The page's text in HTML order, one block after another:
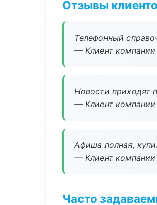
Отзывы
Телефонный
— Клиент компании
Новости приходят
— Клиент компании
Афиша полная,
— Клиент компании
Часто